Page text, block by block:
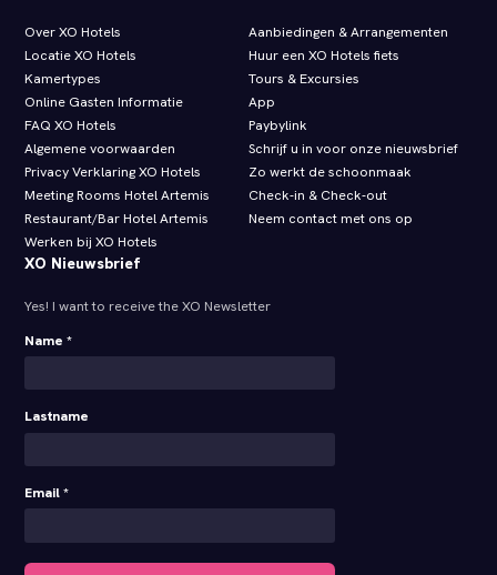
Over XO Hotels
Locatie XO Hotels
Kamertypes
Online Gasten Informatie
FAQ XO Hotels
Algemene voorwaarden
Privacy Verklaring XO Hotels
Meeting Rooms Hotel Artemis
Restaurant/Bar Hotel Artemis
Werken bij XO Hotels
Aanbiedingen & Arrangementen
Huur een XO Hotels fiets
Tours & Excursies
App
Paybylink
Schrijf u in voor onze nieuwsbrief
Zo werkt de schoonmaak
Check‑in & Check‑out
Neem contact met ons op
XO Nieuwsbrief
Yes! I want to receive the XO Newsletter
Name *
Lastname
Email *